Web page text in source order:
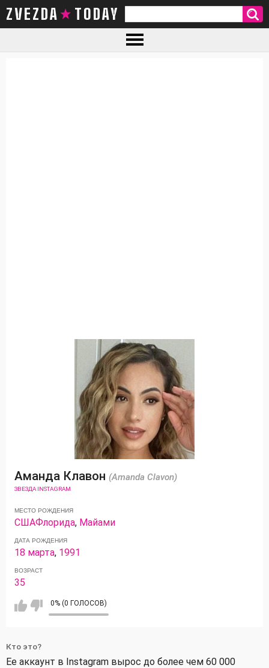
ZVEZDA TODAY
Аманда Клавон (Amanda Clavon)
ЗВЕЗДА INSTAGRAM
МЕСТО РОЖДЕНИЯ
СШАФлорида, Майами
ДАТА РОЖДЕНИЯ
18 марта, 1991
ВОЗРАСТ
35
0% (0 ГОЛОСОВ)
Кто это?
Ее аккаунт в Instagram вырос до более чем 60 000